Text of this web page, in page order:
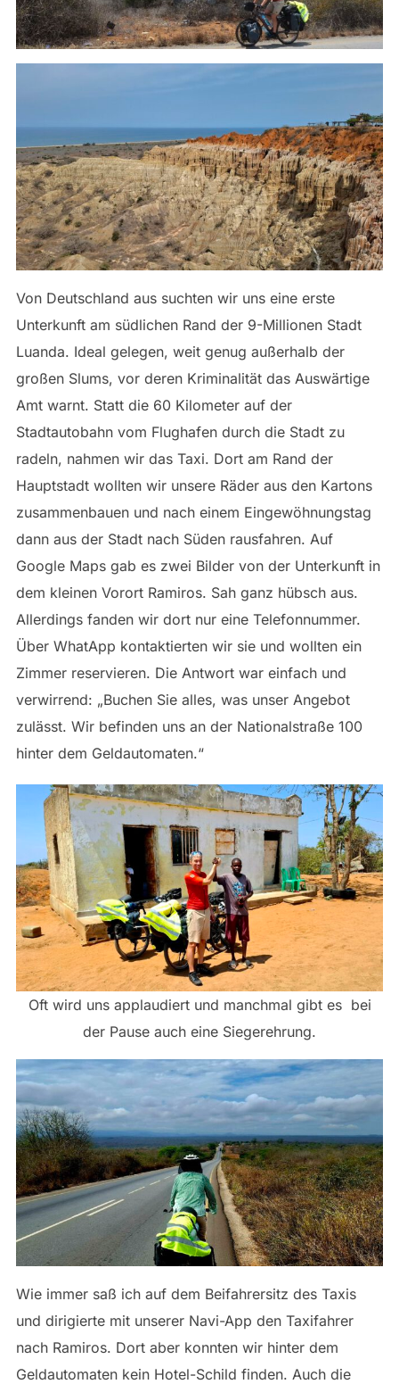
Von Deutschland aus suchten wir uns eine erste
Unterkunft am südlichen Rand der 9-Millionen Stadt
Luanda. Ideal gelegen, weit genug außerhalb der
großen Slums, vor deren Kriminalität das Auswärtige
Amt warnt. Statt die 60 Kilometer auf der
Stadtautobahn vom Flughafen durch die Stadt zu
radeln, nahmen wir das Taxi. Dort am Rand der
Hauptstadt wollten wir unsere Räder aus den Kartons
zusammenbauen und nach einem Eingewöhnungstag
dann aus der Stadt nach Süden rausfahren. Auf
Google Maps gab es zwei Bilder von der Unterkunft in
dem kleinen Vorort Ramiros. Sah ganz hübsch aus.
Allerdings fanden wir dort nur eine Telefonnummer.
Über WhatApp kontaktierten wir sie und wollten ein
Zimmer reservieren. Die Antwort war einfach und
verwirrend: „Buchen Sie alles, was unser Angebot
zulässt. Wir befinden uns an der Nationalstraße 100
hinter dem Geldautomaten.“
Oft wird uns applaudiert und manchmal gibt es bei
der Pause auch eine Siegerehrung.
Wie immer saß ich auf dem Beifahrersitz des Taxis
und dirigierte mit unserer Navi-App den Taxifahrer
nach Ramiros. Dort aber konnten wir hinter dem
Geldautomaten kein Hotel-Schild finden. Auch die